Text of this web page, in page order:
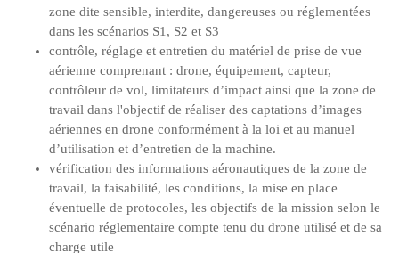
zone dite sensible, interdite, dangereuses ou réglementées
dans les scénarios S1, S2 et S3
contrôle, réglage et entretien du matériel de prise de vue
aérienne comprenant : drone, équipement, capteur,
contrôleur de vol, limitateurs d’impact ainsi que la zone de
travail dans l'objectif de réaliser des captations d’images
aériennes en drone conformément à la loi et au manuel
d’utilisation et d’entretien de la machine.
vérification des informations aéronautiques de la zone de
travail, la faisabilité, les conditions, la mise en place
éventuelle de protocoles, les objectifs de la mission selon le
scénario réglementaire compte tenu du drone utilisé et de sa
charge utile